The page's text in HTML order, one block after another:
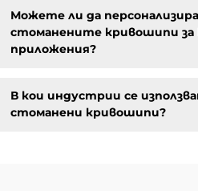
Можете ли да
стоманените кривошипи за
приложения?
В кои индустрии се
стоманени кривошипи?